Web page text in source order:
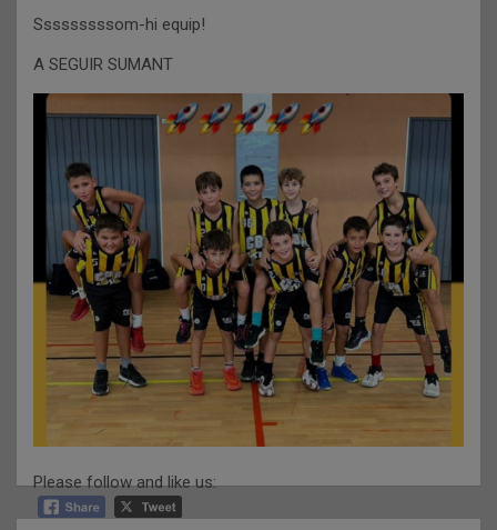
Sssssssssom-hi equip!
A SEGUIR SUMANT
Please follow and like us: